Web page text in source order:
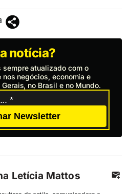
notícia?
sempre atualizado com o
negócios, economia e
no Brasil e no Mundo.
Newsletter
Letícia Mattos